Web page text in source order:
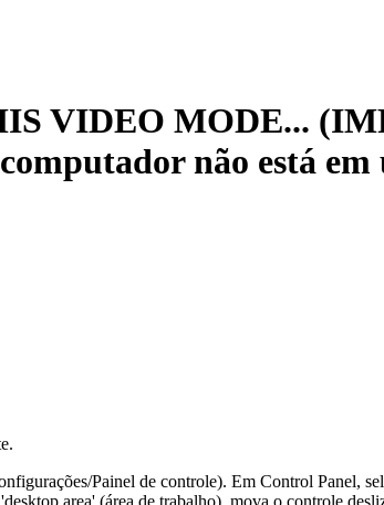
VIDEO MODE...
não está em
Painel de controle). Em Control Panel,